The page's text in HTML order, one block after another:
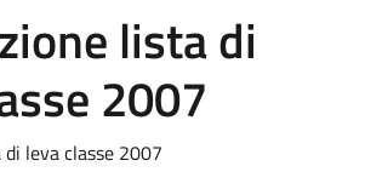
lista di
2007
leva classe 2007